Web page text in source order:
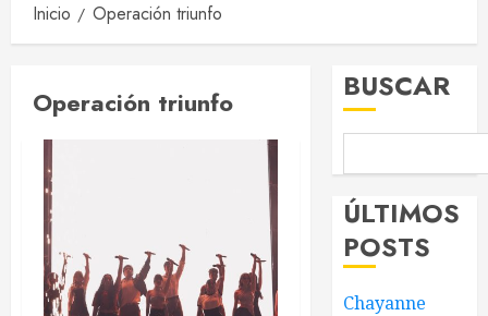
Inicio Operación triunfo
Operación triunfo BUSCAR
ÚLTIMOS
POSTS
Chayanne